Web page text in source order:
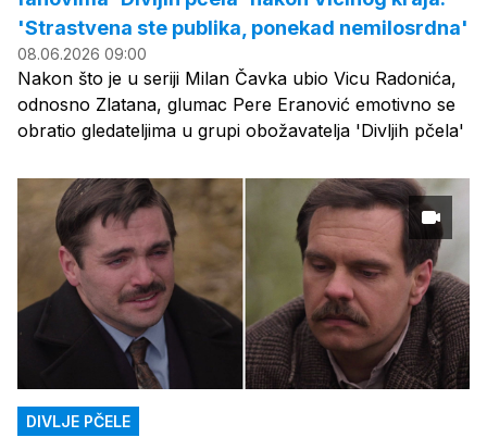
'Strastvena ste publika, ponekad nemilosrdna'
08.06.2026 09:00
Nakon što je u seriji Milan Čavka ubio Vicu Radonića,
odnosno Zlatana, glumac Pere Eranović emotivno se
obratio gledateljima u grupi obožavatelja 'Divljih pčela'
DIVLJE PČELE